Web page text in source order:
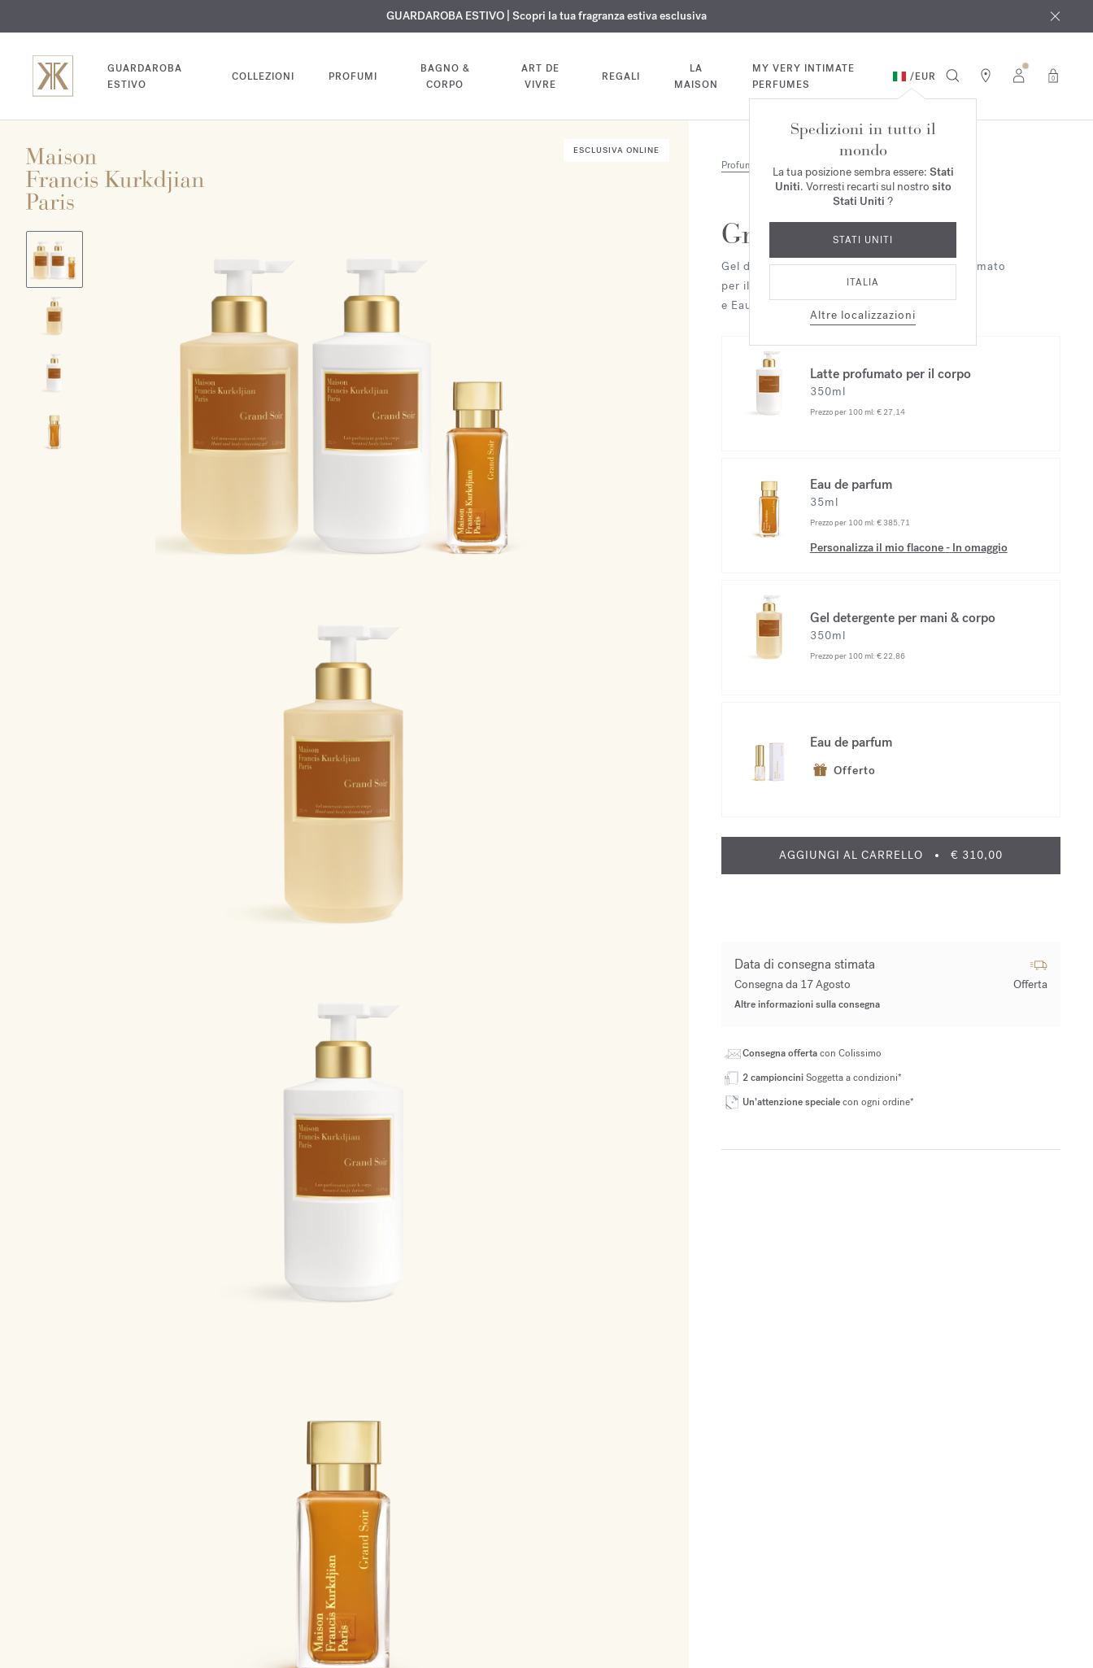
ESCLUSIVO | Scopri la nuova fragranza OUDvelvet moodnel tuo ordine*
INCISIONE GRATUITA | Su tutte le fragranze e gli oli per il corpo fino al 9 agosto
GUARDAROBA ESTIVO | Scopri la tua fragranza estiva esclusiva
GUARDAROBA
ESTIVO
COLLEZIONI PROFUMI
BAGNO &
CORPO
ART DE
VIVRE
REGALI
LA
MAISON
MY VERY INTIMATE
PERFUMES
/EUR 0
Spedizioni in tutto il
mondo
La tua posizione sembra essere: Stati
Uniti. Vorresti recarti sul nostro sito
Stati Uniti ?
STATI UNITI
ITALIA
Altre localizzazioni
ESCLUSIVA ONLINE
Profumi Duo & Trio
Grand Soir
Gel detergente per mani & corpo, Latte profumato
per il corpo
e Eau de parfum Trio
Latte profumato per il corpo
350ml
Prezzo per 100 ml: € 27,14
Eau de parfum
35ml
Prezzo per 100 ml: € 385,71
Personalizza il mio flacone- In omaggio
Gel detergente per mani & corpo
350ml
Prezzo per 100 ml: € 22,86
Eau de parfum
Offerto
AGGIUNGI AL CARRELLO € 310,00
Data di consegna stimata
Consegna da 17 Agosto Offerta
Altre informazioni sulla consegna
Consegna offertacon Colissimo
2 campionciniSoggetta a condizioni*
Un’attenzione specialecon ogni ordine*